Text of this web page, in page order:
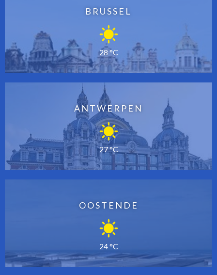
BRUSSEL
28 °C
ANTWERPEN
27 °C
OOSTENDE
24 °C